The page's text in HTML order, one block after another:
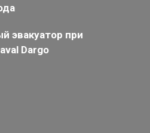
эвакуатор при
Dargo